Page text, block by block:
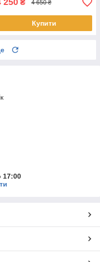
250 ₴ 4 650 ₴
Купити
17:00